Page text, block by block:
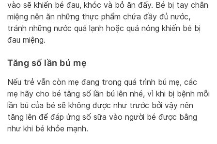
vào sẽ khiến bé đau, khóc và bỏ ăn đấy. Bé bị tay chân
miệng nên ăn những thực phẩm chứa đầy đủ nước,
tránh những nước quá lạnh hoặc quá nóng khiến bé bị
đau miệng.
Tăng số lần bú mẹ
Nếu trẻ vẫn còn mẹ đang trong quá trình bú mẹ, các
mẹ hãy cho bé tăng số lần bú lên nhé, vì khi bị bệnh mỗi
lần bú của bé sẽ không được như trước bởi vậy nên
tăng lên để đáp ứng số sữa vào người bé được bằng
như khi bé khỏe mạnh.